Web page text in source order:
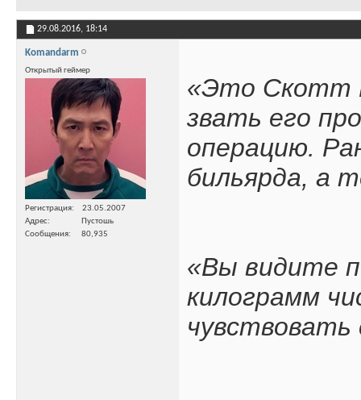
29.08.2016, 18:14
Komandarm
Открытый геймер
Регистрация
23.05.2007
Адрес
Пустошь
Сообщения
80,935
«Это Скотт
звать его
операцию.
бильярда, а
«Вы видите
килограмм
чувствовать